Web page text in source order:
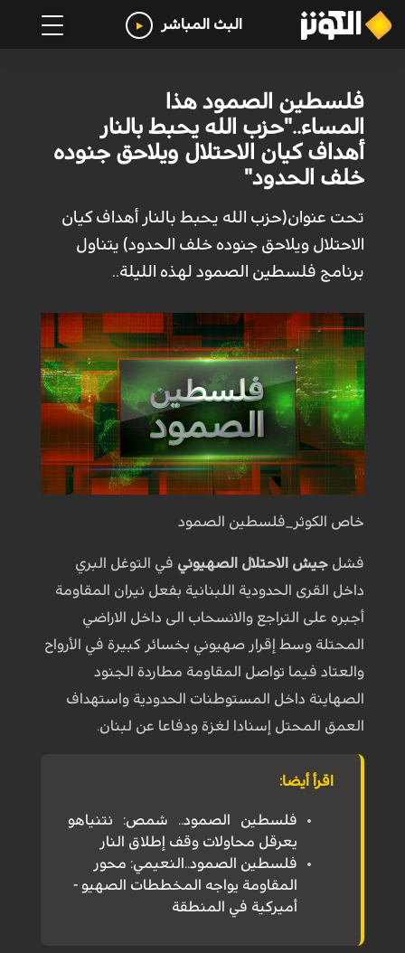
البث المباشر
فلسطين الصمود هذا
المساء.."حزب الله يحبط بالنار
أهداف كيان الاحتلال ويلاحق جنوده
خلف الحدود"
تحت عنوان(حزب الله يحبط بالنار أهداف كيان
الاحتلال ويلاحق جنوده خلف الحدود) يتناول
برنامج فلسطين الصمود لهذه الليلة..
خاص الكوثر_فلسطين الصمود
فشل جيش الاحتلال الصهيوني في التوغل البري
داخل القرى الحدودية اللبنانية بفعل نيران المقاومة
أجبره على التراجع والانسحاب الى داخل الاراضي
المحتلة وسط إقرار صهيوني بخسائر كبيرة في الأرواح
والعتاد فيما تواصل المقاومة مطاردة الجنود
الصهاينة داخل المستوطنات الحدودية واستهداف
العمق المحتل إسنادا لغزة ودفاعا عن لبنان.
اقرأ أيضا:
فلسطين الصمود.. شمص: نتنياهو
يعرقل محاولات وقف إطلاق النار
فلسطين الصمود..النعيمي: محور
المقاومة يواجه المخططات الصهيو -
أميركية في المنطقة